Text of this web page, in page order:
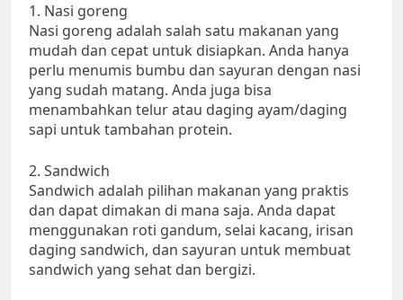
1. Nasi goreng
Nasi goreng adalah salah satu makanan yang
mudah dan cepat untuk disiapkan. Anda hanya
perlu menumis bumbu dan sayuran dengan nasi
yang sudah matang. Anda juga bisa
menambahkan telur atau daging ayam/daging
sapi untuk tambahan protein.
2. Sandwich
Sandwich adalah pilihan makanan yang praktis
dan dapat dimakan di mana saja. Anda dapat
menggunakan roti gandum, selai kacang, irisan
daging sandwich, dan sayuran untuk membuat
sandwich yang sehat dan bergizi.